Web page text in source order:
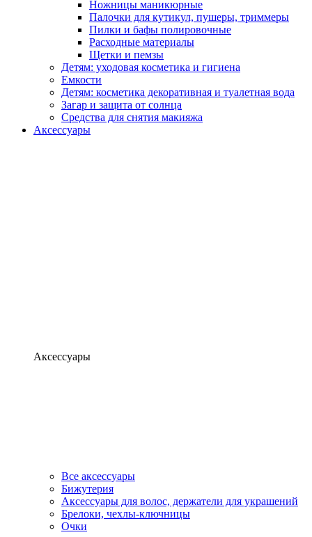
Ножницы маникюрные
Палочки для кутикул, пушеры, триммеры
Пилки и бафы полировочные
Расходные материалы
Щетки и пемзы
Детям: уходовая косметика и гигиена
Емкости
Детям: косметика декоративная и туалетная вода
Загар и защита от солнца
Средства для снятия макияжа
Аксессуары
Аксессуары
Все аксессуары
Бижутерия
Аксессуары для волос, держатели для украшений
Брелоки, чехлы-ключницы
Очки